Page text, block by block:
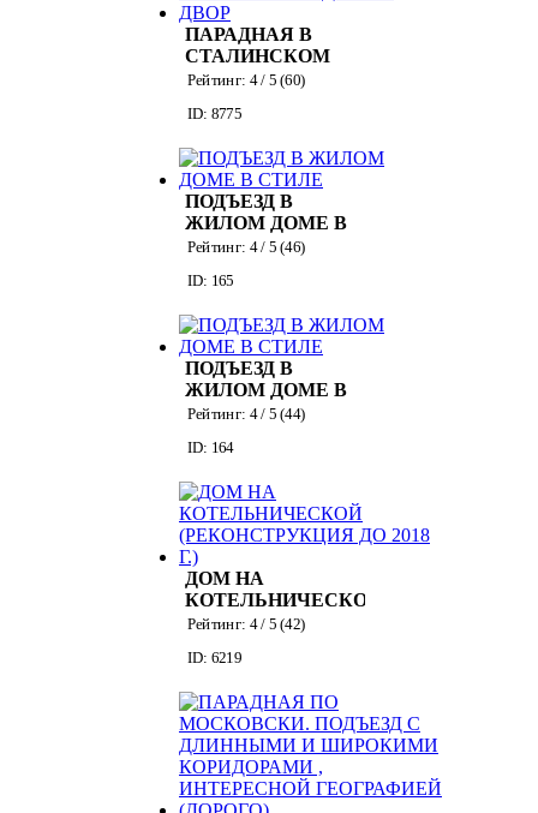
ПАРАДНАЯ В
СТАЛИНСКОМ
ДОМЕ + ДВОР
Рейтинг: 4/ 5 (60)
ID: 8775
ПОДЪЕЗД В
ЖИЛОМ ДОМЕ В
СТИЛЕ "МОДЕРН"
Рейтинг: 4/ 5 (46)
ID: 165
ПОДЪЕЗД В
ЖИЛОМ ДОМЕ В
СТИЛЕ
Рейтинг: 4/ 5 (44)
ID: 164
ДОМ НА
КОТЕЛЬНИЧЕСКОЙ
(РЕКОНСТРУКЦИЯ
Рейтинг: 4/ 5 (42)
ID: 6219